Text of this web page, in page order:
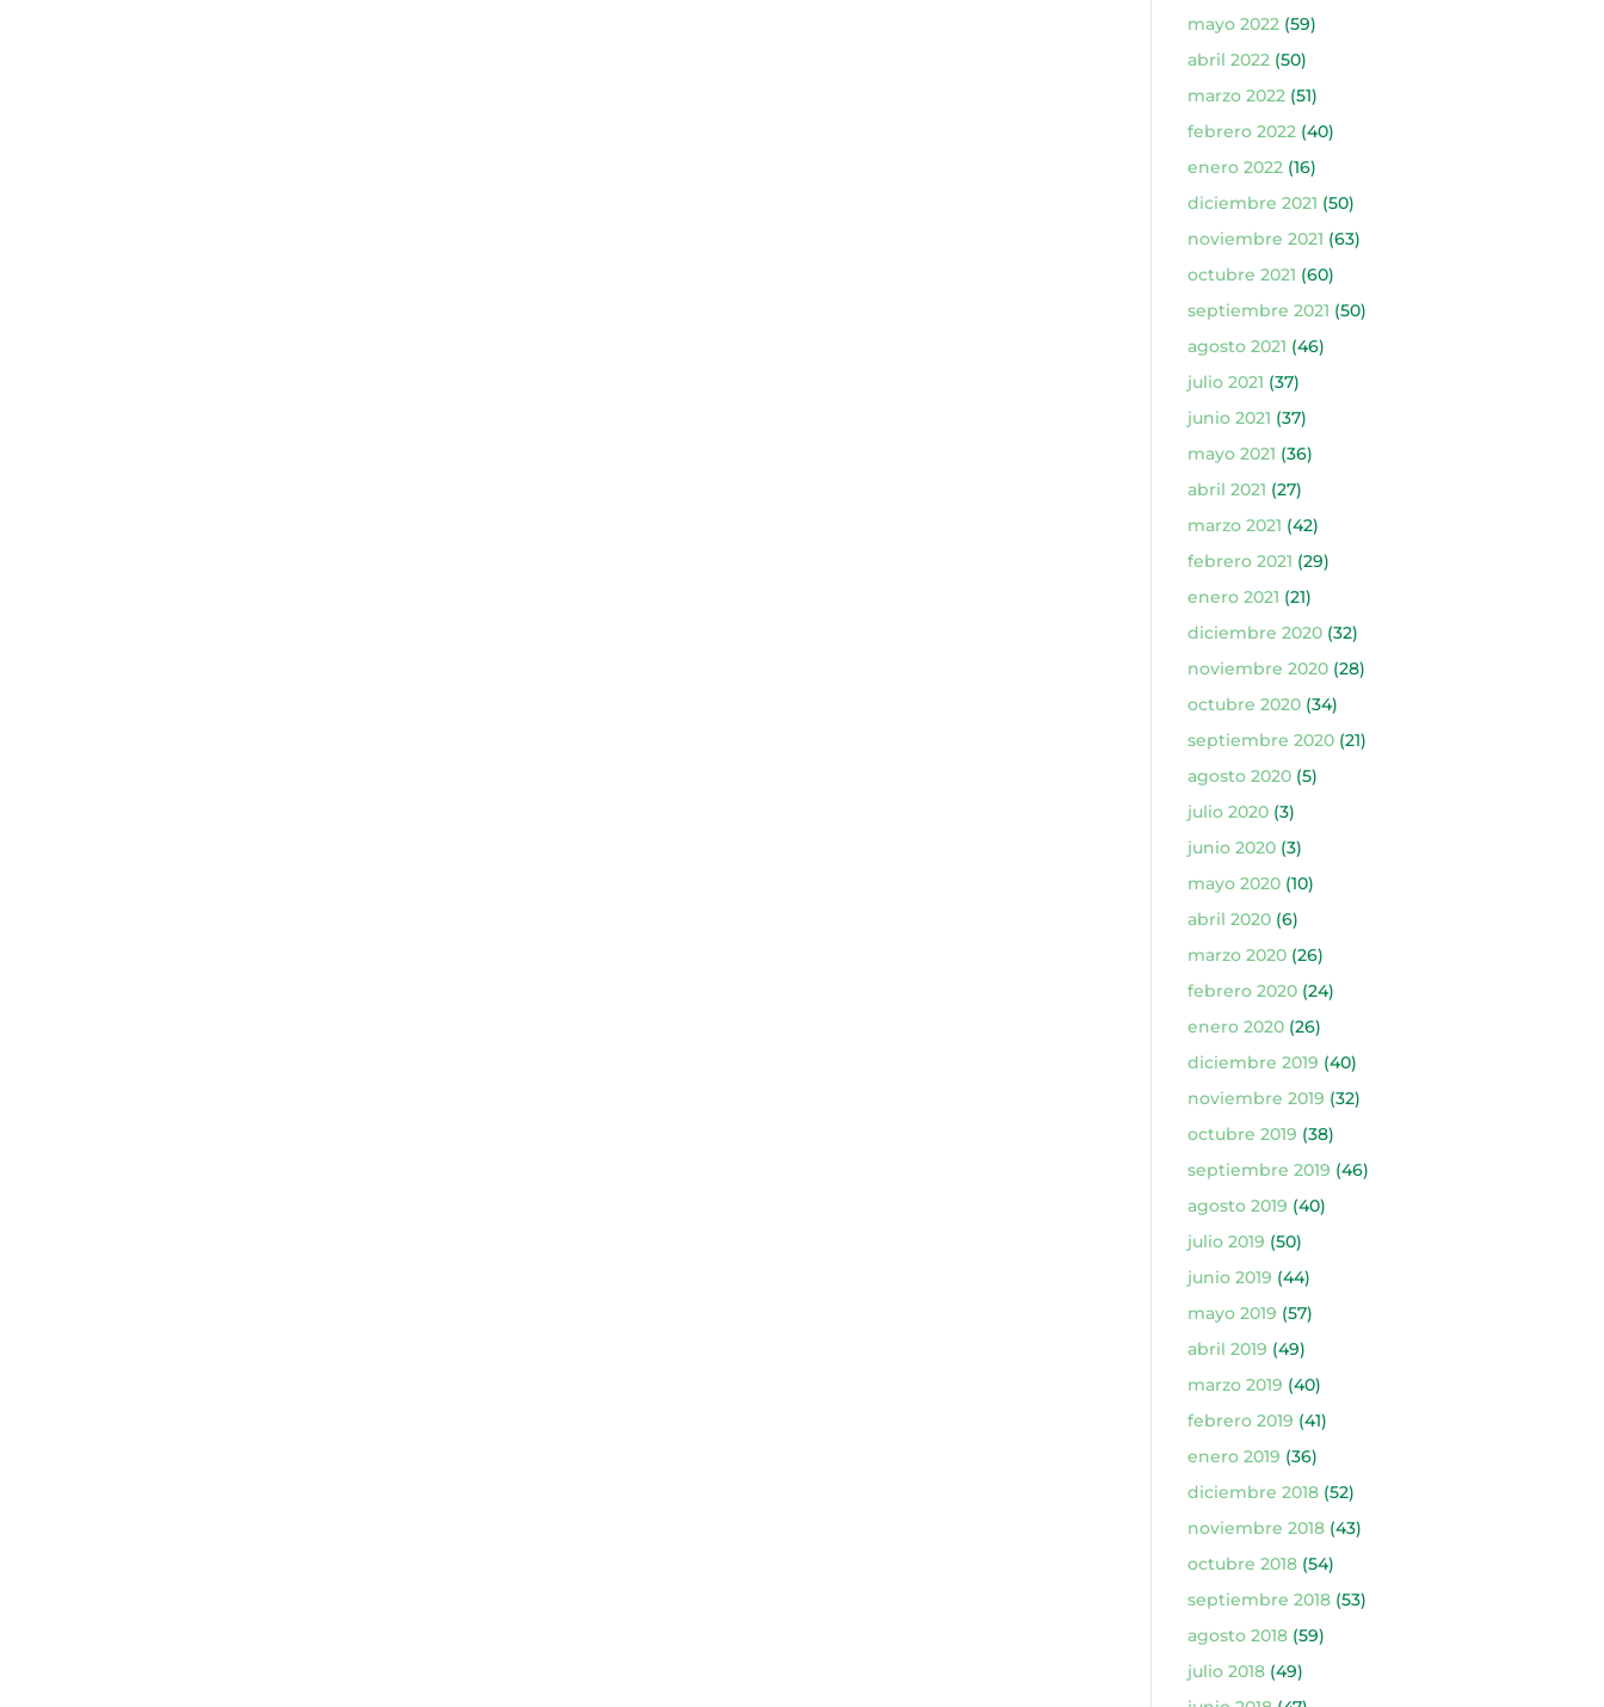
mayo 2022(59)
abril 2022(50)
marzo 2022(51)
febrero 2022(40)
enero 2022(16)
diciembre 2021 (50)
noviembre 2021 (63)
octubre 2021 (60)
septiembre 2021 (50)
agosto 2021 (46)
julio 2021 (37)
junio 2021 (37)
mayo 2021 (36)
abril 2021 (27)
marzo 2021 (42)
febrero 2021 (29)
enero 2021 (21)
diciembre 2020(32)
noviembre 2020(28)
octubre 2020(34)
septiembre 2020(21)
agosto 2020(5)
julio 2020(3)
junio 2020(3)
mayo 2020(10)
abril 2020(6)
marzo 2020(26)
febrero 2020(24)
enero 2020(26)
diciembre 2019 (40)
noviembre 2019 (32)
octubre 2019 (38)
septiembre 2019 (46)
agosto 2019 (40)
julio 2019 (50)
junio 2019 (44)
mayo 2019 (57)
abril 2019 (49)
marzo 2019 (40)
febrero 2019 (41)
enero 2019 (36)
diciembre 2018(52)
noviembre 2018(43)
octubre 2018(54)
septiembre 2018(53)
agosto 2018(59)
julio 2018(49)